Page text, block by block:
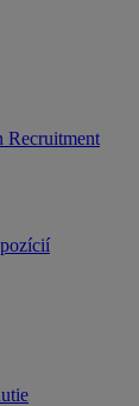
Recruitment